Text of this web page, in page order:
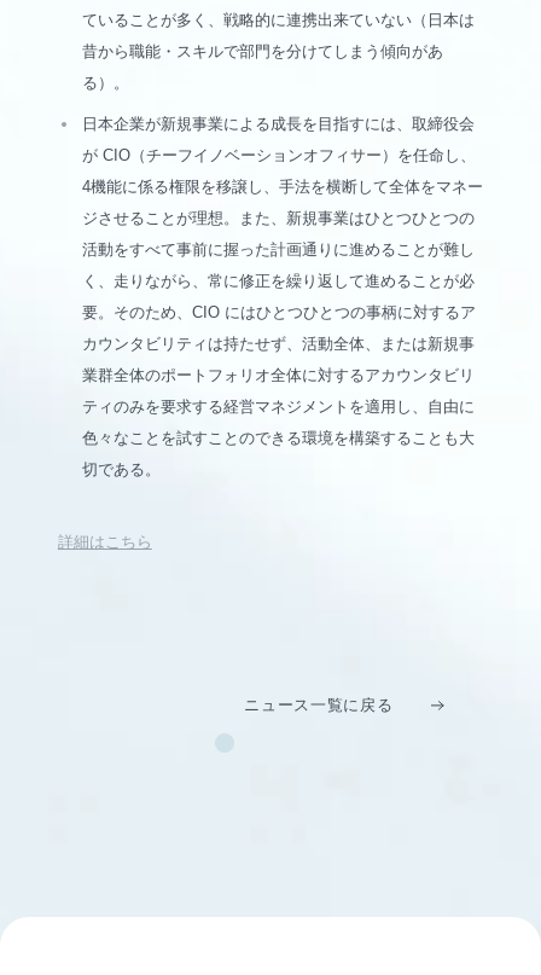
ていることが多く、戦略的に連携出来ていない（日本は
昔から職能・スキルで部門を分けてしまう傾向があ
る）。
日本企業が新規事業による成長を目指すには、取締役会
が CIO（チーフイノベーションオフィサー）を任命し、
4機能に係る権限を移譲し、手法を横断して全体をマネー
ジさせることが理想。また、新規事業はひとつひとつの
活動をすべて事前に握った計画通りに進めることが難し
く、走りながら、常に修正を繰り返して進めることが必
要。そのため、CIO にはひとつひとつの事柄に対するア
カウンタビリティは持たせず、活動全体、または新規事
業群全体のポートフォリオ全体に対するアカウンタビリ
ティのみを要求する経営マネジメントを適用し、自由に
色々なことを試すことのできる環境を構築することも大
切である。
詳細はこちら
ニュース一覧に戻る